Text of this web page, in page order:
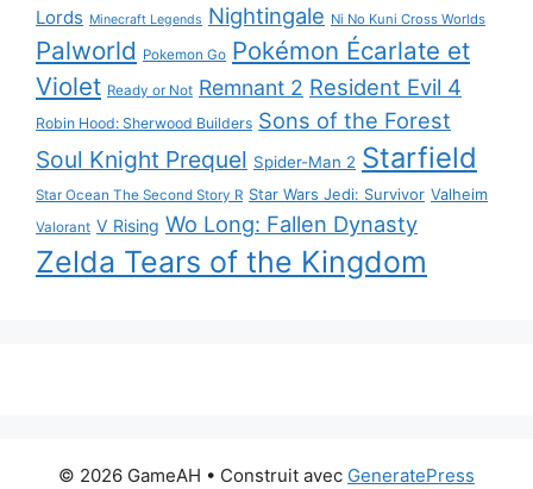
Lords Minecraft Legends Nightingale Ni No Kuni Cross Worlds
Palworld Pokemon Go Pokémon Écarlate et
Violet Ready or Not Remnant 2 Resident Evil 4
Robin Hood: Sherwood Builders Sons of the Forest
Soul Knight Prequel Spider-Man 2 Starfield
Star Ocean The Second Story R Star Wars Jedi: Survivor Valheim
Valorant V Rising Wo Long: Fallen Dynasty
Zelda Tears of the Kingdom
© 2026 GameAH • Construit avec GeneratePress